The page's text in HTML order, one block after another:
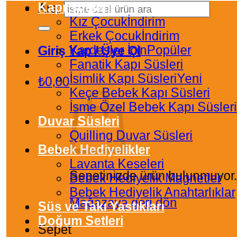
Ara:
Giriş Yap / Üye Ol
₺0,00
Sepetinizde ürün bulunmuyor.
Mağazaya geri dön
Sepet
Kapı Süsleri
Kız Çocuk
Erkek Çocuk
Kardeşler İçin
Fanatik Kapı Süsleri
İsimlik Kapı Süsleri
Keçe Bebek Kapı Süsleri
İsme Özel Bebek Kapı Süsleri
Duvar Süsleri
Quilling Duvar Süsleri
Bebek Hediyelikler
Lavanta Keseleri
Bebek Hediyelik Magnetler
Bebek Hediyelik Anahtarlıklar
Süs ve Takı Yastıkları
Doğum Setleri